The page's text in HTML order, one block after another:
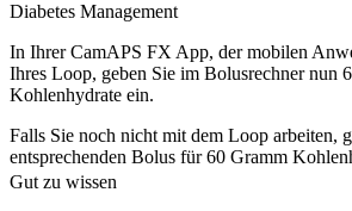
Diabetes Management
In Ihrer CamAPS FX App, der mobilen
Ihres Loop, geben Sie im Bolusrechner nun
Kohlenhydrate ein.
Falls Sie noch nicht mit dem Loop arbeiten,
entsprechenden Bolus für 60 Gramm
Gut zu wissen